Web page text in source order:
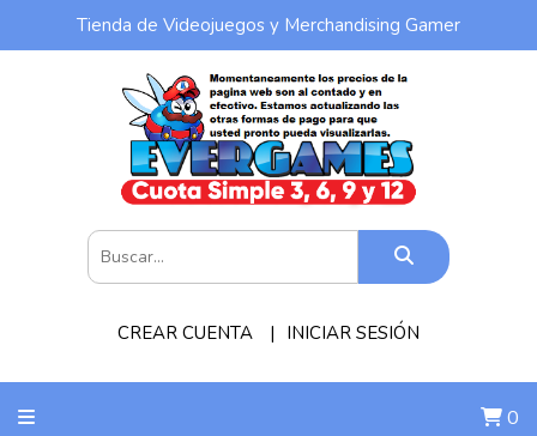
Tienda de Videojuegos y Merchandising Gamer
CREAR CUENTA INICIAR SESIÓN
0